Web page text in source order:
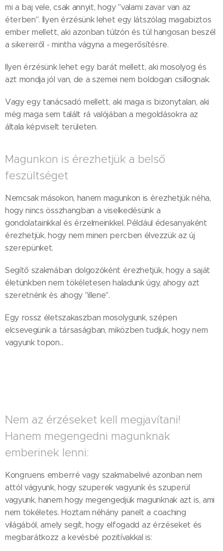
mi a baj vele, csak annyit, hogy "valami zavar van az
éterben". Ilyen érzésünk lehet egy látszólag magabiztos
ember mellett, aki azonban túlzón és túl hangosan beszél
a sikereiről - mintha vágyna a megerősítésre.
Ilyen érzésünk lehet egy barát mellett, aki mosolyog és
azt mondja jól van, de a szemei nem boldogan csillognak.
Vagy egy tanácsadó mellett, aki maga is bizonytalan, aki
még maga sem talált rá valójában a megoldásokra az
általa képviselt területen.
Magunkon is érezhetjük a belső
feszültséget
Nemcsak másokon, hanem magunkon is érezhetjük néha,
hogy nincs összhangban a viselkedésünk a
gondolatainkkal és érzelmeinkkel. Például édesanyaként
érezhetjük, hogy nem minen percben élvezzük az új
szerepünket.
Segítő szakmában dolgozóként érezhetjük, hogy a saját
életünkben nem tökéletesen haladunk úgy, ahogy azt
szeretnénk és ahogy "illene".
Egy rossz életszakaszban mosolygunk, szépen
elcsevegünk a társaságban, miközben tudjuk, hogy nem
vagyunk topon...
Nem az érzéseket kell megjavítani!
Hanem megengedni magunknak
emberinek lenni:
Kongruens emberré vagy szakmabelivé azonban nem
attól vágyunk, hogy szuperek vagyunk és szuperül
vagyunk, hanem hogy megengedjük magunknak azt is, ami
nem tökéletes. Hoztam néhány panelt a coaching
világából, amely segít, hogy elfogadd az érzéseket és
megbarátkozz a kevésbé pozitívakkal is: